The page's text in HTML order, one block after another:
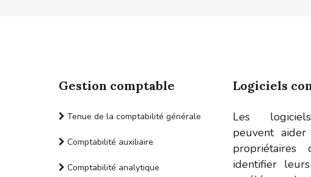
Gestion comptable
Tenue de la comptabilité générale
Comptabilité auxiliaire
Comptabilité analytique
Logiciels
Les
peuvent
propriétaires
identifier